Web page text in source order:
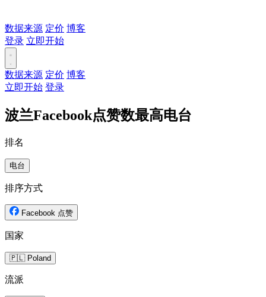
数据来源 定价 博客
登录 立即开始
数据来源 定价 博客
立即开始 登录
波兰Facebook点赞数最高电台
排名
电台
排序方式
Facebook 点赞
国家
🇵🇱 Poland
流派